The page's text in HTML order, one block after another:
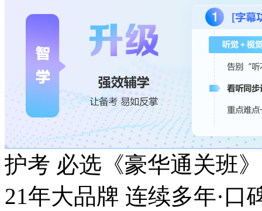
护考 必选《豪华通关班》
21年大品牌 连续多年·口